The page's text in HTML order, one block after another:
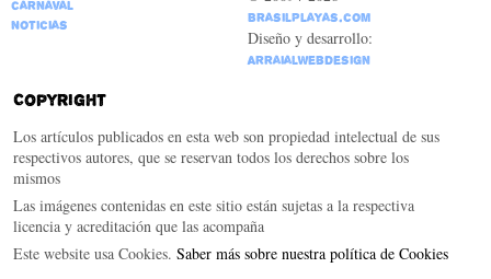
Carnaval
Noticias
BrasilPlayas.com
Diseño y desarrollo:
ArraialWebDesign
Copyright
Los artículos publicados en esta web son propiedad intelectual de sus
respectivos autores, que se reservan todos los derechos sobre los
mismos
Las imágenes contenidas en este sitio están sujetas a la respectiva
licencia y acreditación que las acompaña
Este website usa Cookies. Saber más sobre nuestra política de Cookies